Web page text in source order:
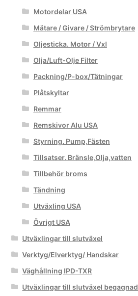
Motordelar USA
Mätare / Givare / Strömbrytare
Oljesticka. Motor / Vxl
Olja/Luft-Olje Filter
Packning/P-box/Tätningar
Plåtskyltar
Remmar
Remskivor Alu USA
Styrning. Pump,Fästen
Tillsatser. Bränsle,Olja,vatten
Tillbehör broms
Tändning
Utväxling USA
Övrigt USA
Utväxlingar till slutväxel
Verktyg/Elverktyg/ Handskar
Väghållning IPD-TXR
Utväxlingar till slutväxel begagnad